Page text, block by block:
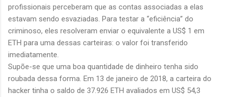
profissionais perceberam que as contas associadas a elas
estavam sendo esvaziadas. Para testar a “eficiência” do
criminoso, eles resolveram enviar o equivalente a US$ 1 em
ETH para uma dessas carteiras: o valor foi transferido
imediatamente.
Supõe-se que uma boa quantidade de dinheiro tenha sido
roubada dessa forma. Em 13 de janeiro de 2018, a carteira do
hacker tinha o saldo de 37.926 ETH avaliados em US$ 54,3